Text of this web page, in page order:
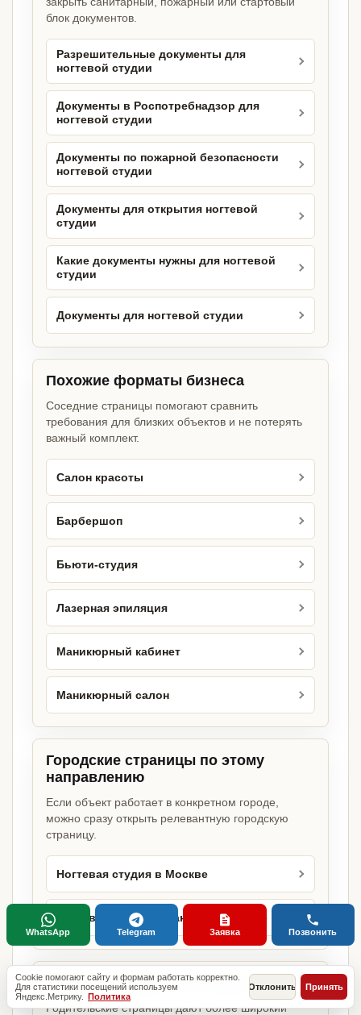
блок документов.
Разрешительные документы для
ногтевой студии
Документы в Роспотребнадзор для
ногтевой студии
Документы по пожарной безопасности
ногтевой студии
Документы для открытия ногтевой
студии
Какие документы нужны для ногтевой
студии
Документы для ногтевой студии
Похожие форматы бизнеса
Соседние страницы помогают сравнить
требования для близких объектов и не потерять
важный комплект.
Салон красоты
Барбершоп
Бьюти-студия
Лазерная эпиляция
Маникюрный кабинет
Маникюрный салон
Городские страницы по этому
направлению
Если объект работает в конкретном городе,
можно сразу открыть релевантную городскую
страницу.
Ногтевая студия в Москве
Ногтевая студия в Санкт-Петербурге
Базовые разделы по этому запросу
Родительские страницы дают более широкий
Cookie помогают сайту и формам работать корректно.
Для статистики посещений используем
Яндекс.Метрику. Политика
Отклонить Принять
WhatsApp Telegram Заявка Позвонить